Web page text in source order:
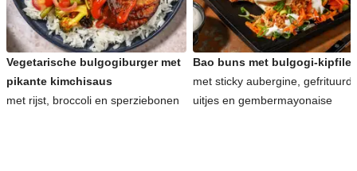
Vegetarische bulgogiburger met
pikante kimchisaus
met rijst, broccoli en sperziebonen
Bao buns met bulgogi-kipfilet
met sticky aubergine,
uitjes en gembermayonaise